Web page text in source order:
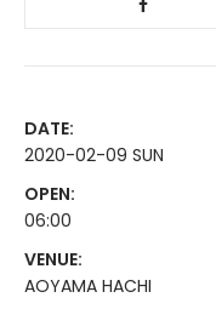
DATE:
2020-02-09 SUN
OPEN:
06:00
VENUE:
AOYAMA HACHI